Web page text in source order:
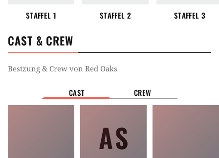
STAFFEL 1 STAFFEL 2 STAFFEL 3
CAST & CREW
Bestzung & Crew von Red Oaks
CAST CREW
AS